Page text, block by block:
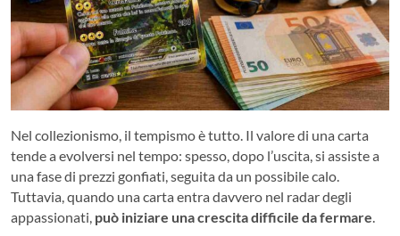
Nel collezionismo, il tempismo è tutto. Il valore di una carta
tende a evolversi nel tempo: spesso, dopo l’uscita, si assiste a
una fase di prezzi gonfiati, seguita da un possibile calo.
Tuttavia, quando una carta entra davvero nel radar degli
appassionati, può iniziare una crescita difficile da fermare.